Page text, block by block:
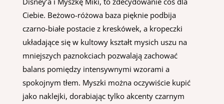
Ciebie. Beżowo-różowa baza pięknie podbija
czarno-białe postacie z kreskówek, a kropeczki
układające się w kultowy kształt mysich uszu na
mniejszych paznokciach pozwalają zachować
balans pomiędzy intensywnymi wzorami a
spokojnym tłem. Myszki można oczywiście kupić
jako naklejki, dorabiając tylko akcenty czarnym